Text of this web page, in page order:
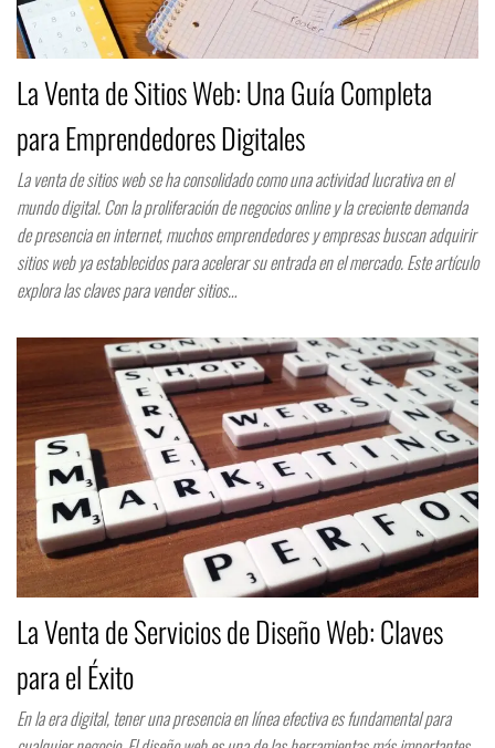
La Venta de Sitios Web: Una Guía Completa
para Emprendedores Digitales
La venta de sitios web se ha consolidado como una actividad lucrativa en el
mundo digital. Con la proliferación de negocios online y la creciente demanda
de presencia en internet, muchos emprendedores y empresas buscan adquirir
sitios web ya establecidos para acelerar su entrada en el mercado. Este artículo
explora las claves para vender sitios…
La Venta de Servicios de Diseño Web: Claves
para el Éxito
En la era digital, tener una presencia en línea efectiva es fundamental para